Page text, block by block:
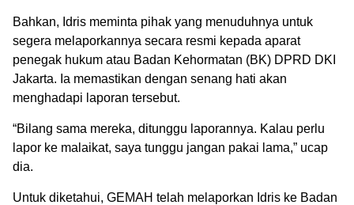
Bahkan, Idris meminta pihak yang menuduhnya untuk
segera melaporkannya secara resmi kepada aparat
penegak hukum atau Badan Kehormatan (BK) DPRD DKI
Jakarta. Ia memastikan dengan senang hati akan
menghadapi laporan tersebut.
“Bilang sama mereka, ditunggu laporannya. Kalau perlu
lapor ke malaikat, saya tunggu jangan pakai lama,” ucap
dia.
Untuk diketahui, GEMAH telah melaporkan Idris ke Badan